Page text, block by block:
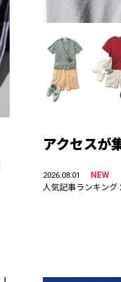
アクセスが
2026.08.01
NEW
人気記事ランキング